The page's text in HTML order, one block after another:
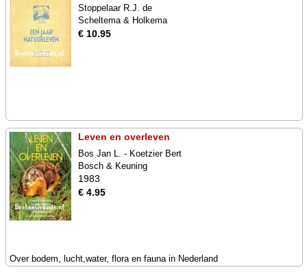
Stoppelaar R.J. de
Scheltema & Holkema
€ 10.95
Leven en overleven
Bos Jan L. - Koetzier Bert
Bosch & Keuning
1983
€ 4.95
Over bodem, lucht,water, flora en fauna in Nederland